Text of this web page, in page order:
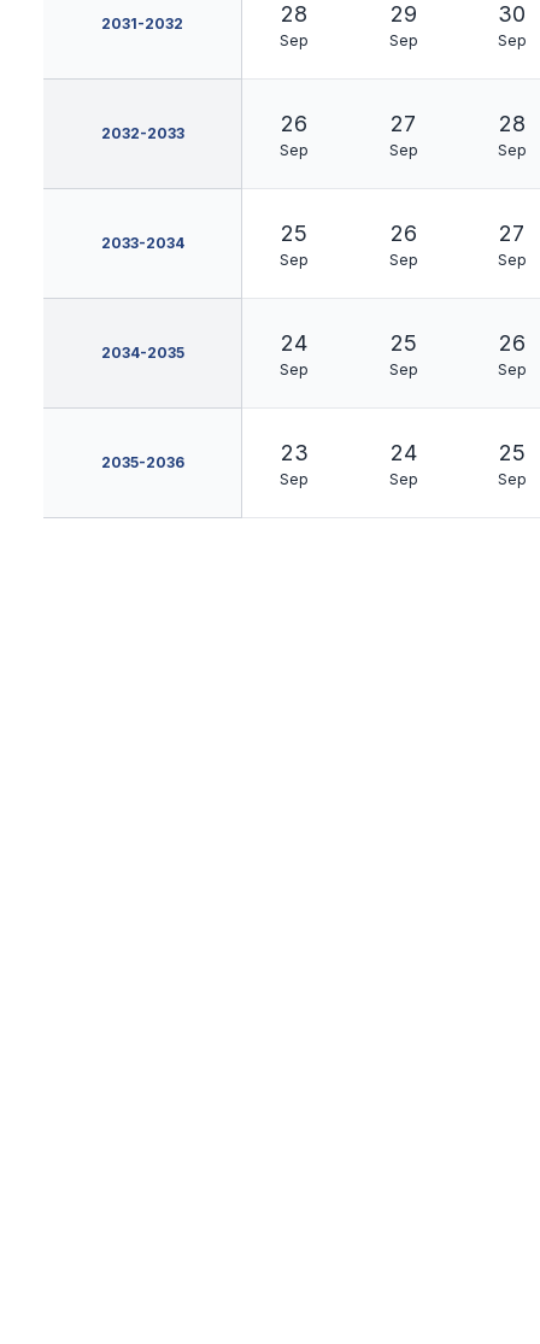
2031-2032 28
Sep
29
Sep
30
Sep
2032-2033 26
Sep
27
Sep
28
Sep
2033-2034 25
Sep
26
Sep
27
Sep
2034-2035 24
Sep
25
Sep
26
Sep
2035-2036 23
Sep
24
Sep
25
Sep